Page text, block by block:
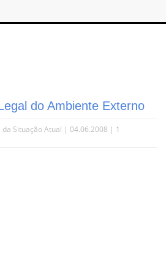
do Ambiente Externo
Situação Atual | 04.06.2008 | 1